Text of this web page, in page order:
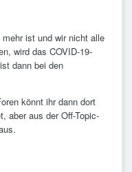
ist und wir nicht alle
wird das COVID-19-
dann bei den
könnt ihr dann dort
aber aus der Off-Topic-